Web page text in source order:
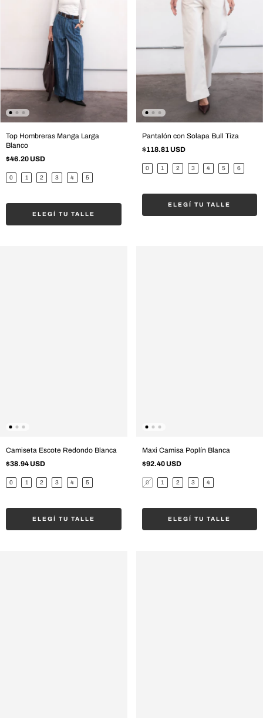
Top Hombreras Manga Larga
Blanco
$46.20 USD
0 1 2 3 4 5
ELEGÍ TU TALLE
Pantalón con Solapa Bull Tiza
$118.81 USD
0 1 2 3 4 5 6
ELEGÍ TU TALLE
Camiseta Escote Redondo Blanca
$38.94 USD
0 1 2 3 4 5
ELEGÍ TU TALLE
Maxi Camisa Poplín Blanca
$92.40 USD
0 1 2 3 4
ELEGÍ TU TALLE